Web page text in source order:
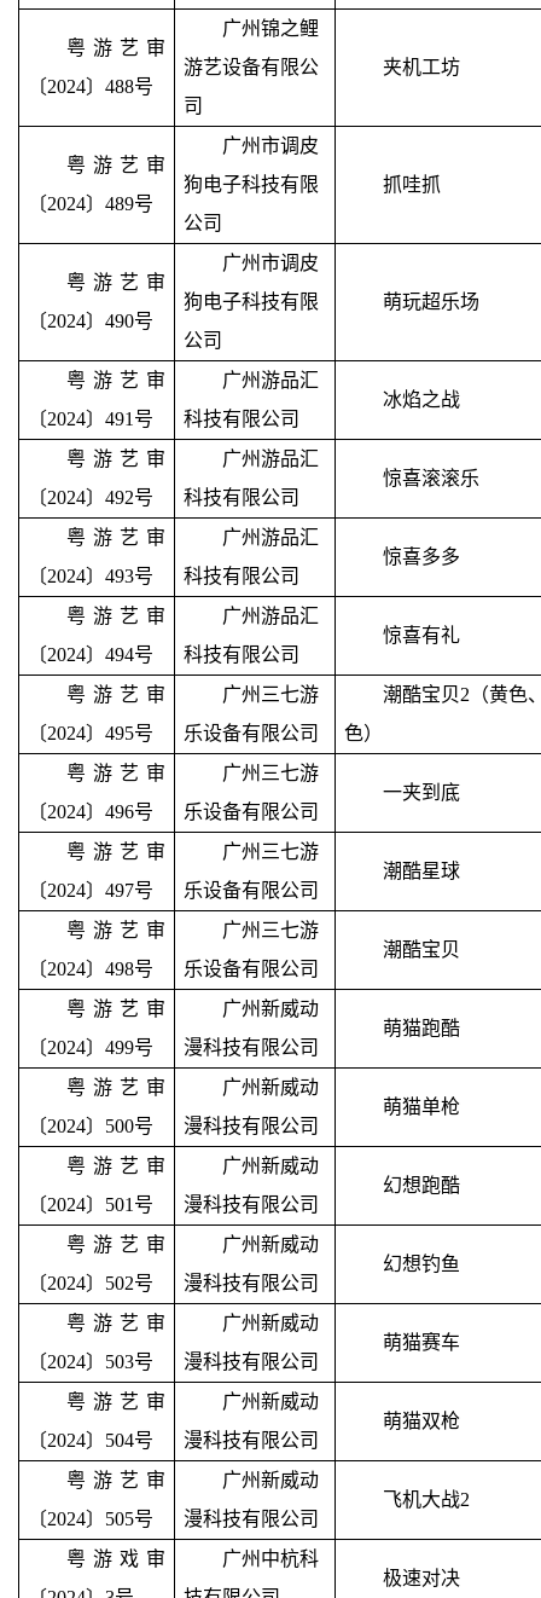
粤游艺审
〔2024〕488号
广州锦之鲤
游艺设备有限公
司
夹机工坊
粤游艺审
〔2024〕489号
广州市调皮
狗电子科技有限
公司
抓哇抓
粤游艺审
〔2024〕490号
广州市调皮
狗电子科技有限
公司
萌玩超乐场
粤游艺审
〔2024〕491号
广州游品汇
科技有限公司
冰焰之战
粤游艺审
〔2024〕492号
广州游品汇
科技有限公司
惊喜滚滚乐
粤游艺审
〔2024〕493号
广州游品汇
科技有限公司
惊喜多多
粤游艺审
〔2024〕494号
广州游品汇
科技有限公司
惊喜有礼
粤游艺审
〔2024〕495号
广州三七游
乐设备有限公司
潮酷宝贝2 （黄色
色）
粤游艺审
〔2024〕496号
广州三七游
乐设备有限公司
一夹到底
粤游艺审
〔2024〕497号
广州三七游
乐设备有限公司
潮酷星球
粤游艺审
〔2024〕498号
广州三七游
乐设备有限公司
潮酷宝贝
粤游艺审
〔2024〕499号
广州新威动
漫科技有限公司
萌猫跑酷
粤游艺审
〔2024〕500号
广州新威动
漫科技有限公司
萌猫单枪
粤游艺审
〔2024〕501号
广州新威动
漫科技有限公司
幻想跑酷
粤游艺审
〔2024〕502号
广州新威动
漫科技有限公司
幻想钓鱼
粤游艺审
〔2024〕503号
广州新威动
漫科技有限公司
萌猫赛车
粤游艺审
〔2024〕504号
广州新威动
漫科技有限公司
萌猫双枪
粤游艺审
〔2024〕505号
广州新威动
漫科技有限公司
飞机大战2
粤游戏审
广州中杭科
极速对决